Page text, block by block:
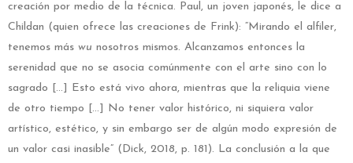
creación por medio de la técnica. Paul, un joven japonés, le dice a
Childan (quien ofrece las creaciones de Frink): “Mirando el alfiler,
tenemos más wu nosotros mismos. Alcanzamos entonces la
serenidad que no se asocia comúnmente con el arte sino con lo
sagrado […] Esto está vivo ahora, mientras que la reliquia viene
de otro tiempo […] No tener valor histórico, ni siquiera valor
artístico, estético, y sin embargo ser de algún modo expresión de
un valor casi inasible” (Dick, 2018, p. 181). La conclusión a la que